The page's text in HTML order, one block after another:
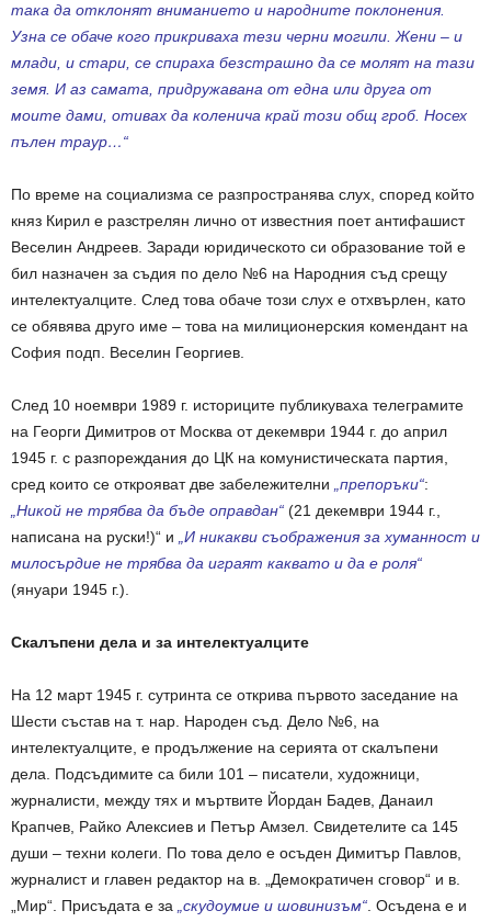
така да отклонят вниманието и народните поклонения.
Узна се обаче кого прикриваха тези черни могили. Жени – и
млади, и стари, се спираха безстрашно да се молят на тази
земя. И аз самата, придружавана от една или друга от
моите дами, отивах да коленича край този общ гроб. Носех
пълен траур…“
По време на социализма се разпространява слух, според който
княз Кирил е разстрелян лично от известния поет антифашист
Веселин Андреев. Заради юридическото си образование той е
бил назначен за съдия по дело №6 на Народния съд срещу
интелектуалците. След това обаче този слух е отхвърлен, като
се обявява друго име – това на милиционерския комендант на
София подп. Веселин Георгиев.
След 10 ноември 1989 г. историците публикуваха телеграмите
на Георги Димитров от Москва от декември 1944 г. до април
1945 г. с разпореждания до ЦК на комунистическата партия,
сред които се открояват две забележителни „препоръки“:
„Никой не трябва да бъде оправдан“ (21 декември 1944 г.,
написана на руски!)“ и „И никакви съображения за хуманност и
милосърдие не трябва да играят каквато и да е роля“
(януари 1945 г.).
Скалъпени дела и за интелектуалците
На 12 март 1945 г. сутринта се открива първото заседание на
Шести състав на т. нар. Народен съд. Дело №6, на
интелектуалците, е продължение на серията от скалъпени
дела. Подсъдимите са били 101 – писатели, художници,
журналисти, между тях и мъртвите Йордан Бадев, Данаил
Крапчев, Райко Алексиев и Петър Амзел. Свидетелите са 145
души – техни колеги. По това дело е осъден Димитър Павлов,
журналист и главен редактор на в. „Демократичен сговор“ и в.
„Мир“. Присъдата е за „скудоумие и шовинизъм“. Осъдена е и